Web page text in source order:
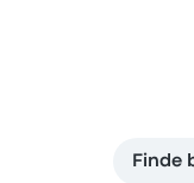
Finde